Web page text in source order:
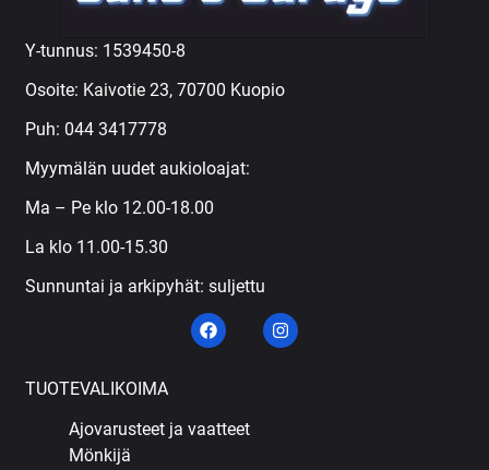
Y-tunnus: 1539450-8
Osoite: Kaivotie 23, 70700 Kuopio
Puh: 044 3417778
Myymälän uudet aukioloajat:
Ma – Pe klo 12.00-18.00
La klo 11.00-15.30
Sunnuntai ja arkipyhät: suljettu
TUOTEVALIKOIMA
Ajovarusteet ja vaatteet
Mönkijä